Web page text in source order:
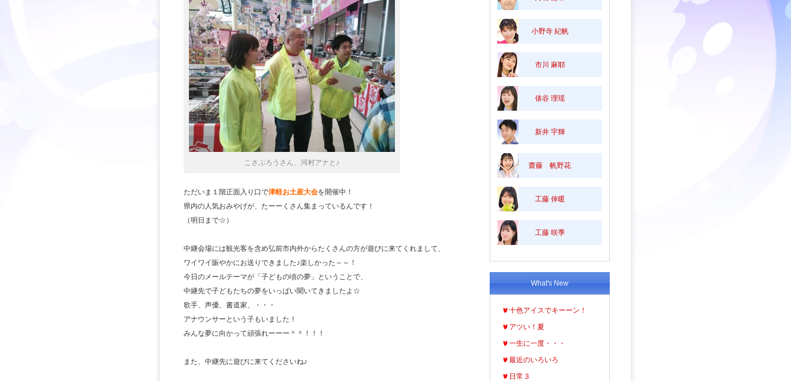
こさぶろうさん、河村アナと♪
ただいま１階正面入り口で津軽お土産大会を開催中！
県内の人気おみやげが、たーーくさん集まっているんです！
（明日まで☆）
中継会場には観光客を含め弘前市内外からたくさんの方が遊びに来てくれまして、
ワイワイ賑やかにお送りできました♪楽しかった～～！
今日のメールテーマが「子どもの頃の夢」ということで、
中継先で子どもたちの夢をいっぱい聞いてきましたよ☆
歌手、声優、書道家、・・・
アナウンサーという子もいました！
みんな夢に向かって頑張れーーー＾＾！！！
また、中継先に遊びに来てくださいね♪
小野寺 紀帆
市川 麻耶
俵谷 理瑶
新井 宇輝
齋藤 帆野花
工藤 倖暖
工藤 咲季
What's New
十色アイスでキーーン！
アツい！夏
一生に一度・・・
最近のいろいろ
日常３